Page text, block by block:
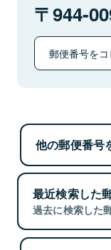
944-
郵便番号を
他の郵便番号
最近検索した
過去に検索した